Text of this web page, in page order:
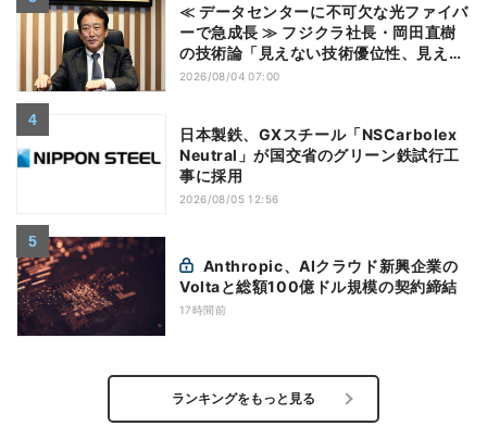
≪ データセンターに不可欠な光ファイバ
ーで急成長 ≫ フジクラ社長・岡田直樹
の技術論「見えない技術優位性、見えな
い差別化でトップの座を！」
2026/08/04 07:00
日本製鉄、GXスチール「NSCarbolex
Neutral」が国交省のグリーン鉄試行工
事に採用
2026/08/05 12:56
Voltaと総額100億ドル規模の契約締結
17時間前
ランキングをもっと見る